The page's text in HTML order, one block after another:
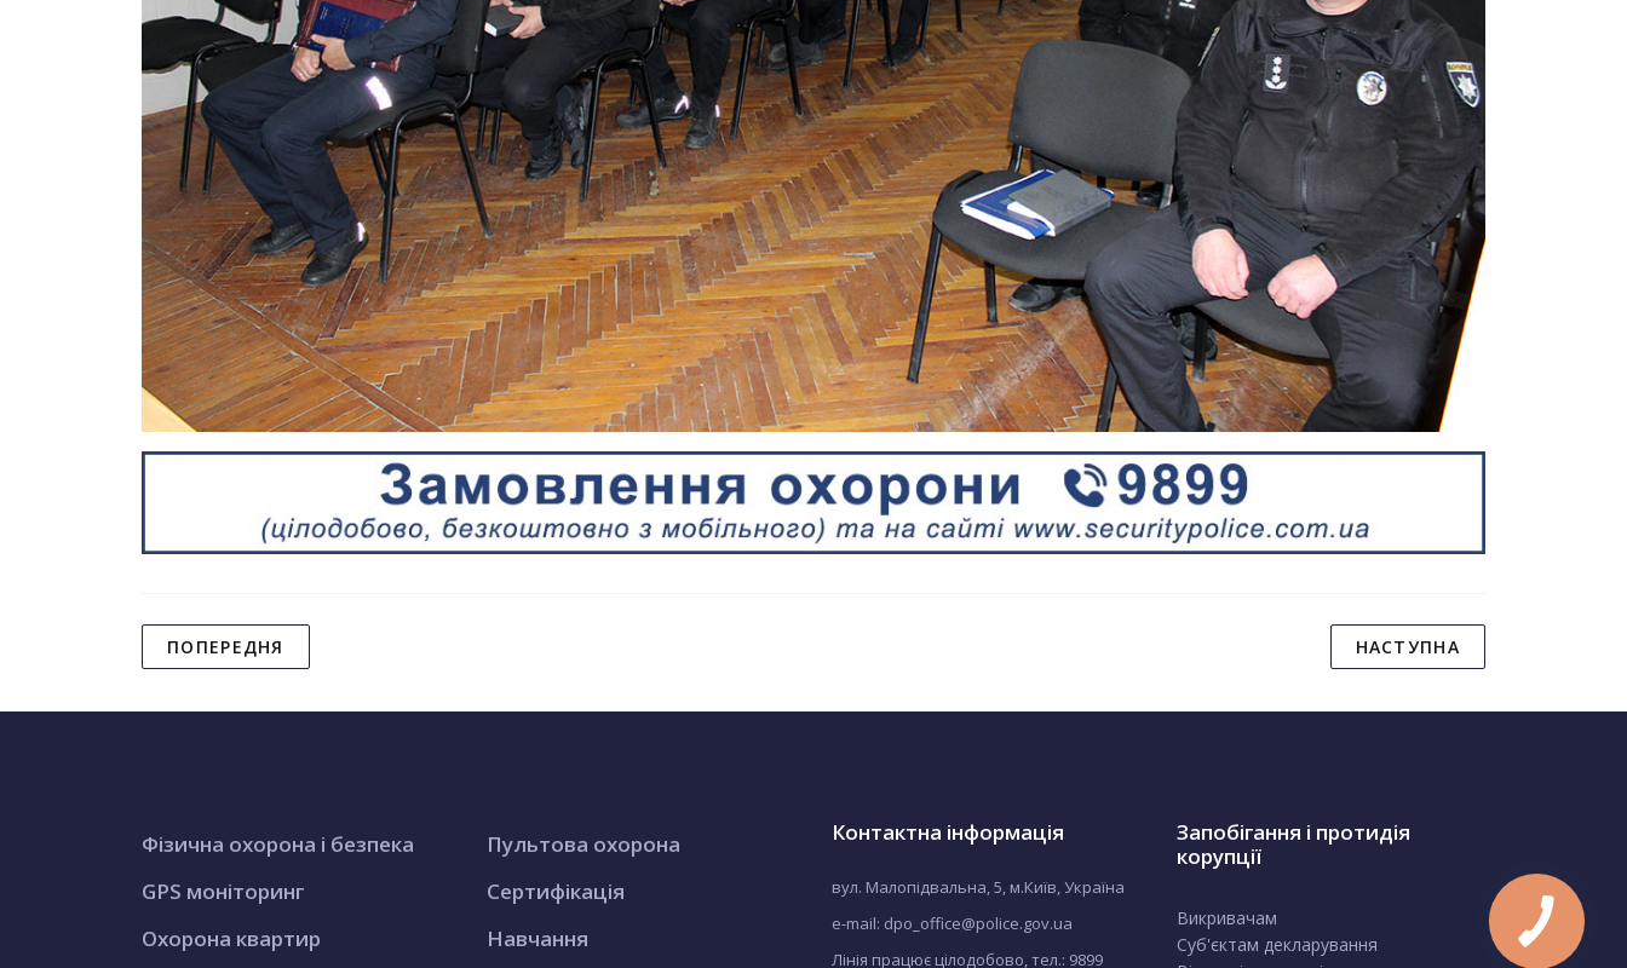
ПОПЕРЕДНЯ НАСТУПНА
Фізична охорона і безпека
GPS моніторинг
Охорона квартир
Пультова охорона
Сертифікація
Навчання
Контактна інформація
вул. Малопідвальна, 5, м.Київ, Україна
e-mail: dpo_office@police.gov.ua
Лінія працює цілодобово, тел.: 9899
Запобігання і протидія
корупції
Викривачам
Суб'єктам декларування